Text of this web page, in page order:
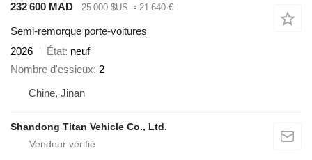
232 600 MAD
25 000 $US ≈ 21 640 €
Semi-remorque porte-voitures
2026
État neuf
Nombre d'essieux 2
Chine, Jinan
Shandong Titan Vehicle Co., Ltd.